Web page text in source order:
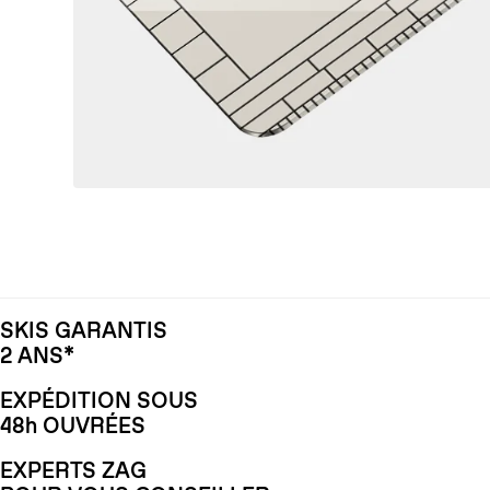
SKIS GARANTIS
2 ANS*
EXPÉDITION SOUS
48h OUVRÉES
EXPERTS ZAG